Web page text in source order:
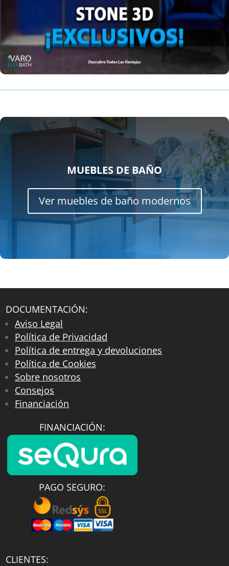
MUEBLES DE BAÑO
Ver muebles de baño modernos
DOCUMENTACIÓN:
Aviso Legal
Política de Privacidad
Política de entrega y devoluciones
Política de Cookies
Sobre nosotros
Consejos
Financiación
FINANCIACIÓN:
PAGO SEGURO:
CLIENTES: